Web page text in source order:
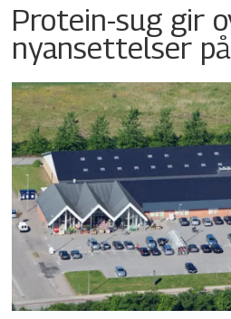
Protein-sug gir
nyansettelser